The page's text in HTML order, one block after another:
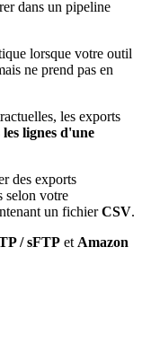
dans un pipeline
lorsque votre outil
ne prend pas en
les exports
les lignes d'une
des exports
selon votre
un fichierCSV.
/ sFTP et Amazon